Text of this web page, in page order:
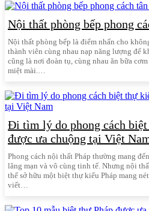
Nội thất phòng bếp phong
Nội thất phòng bếp là điểm nhấn cho
thành viên cùng nhau nạp năng lượng để
cũng là nơi đoàn tụ, cùng nhau ăn bữa
miệt mài.…
Đi tìm lý do phong cách
được ưa chuộng tại Việt
Phong cách nội thất Pháp thường mang
lãng mạn và vô cùng tinh tế. Nhưng nội
thể sở hữu một biệt thự kiểu Pháp mang
viết…